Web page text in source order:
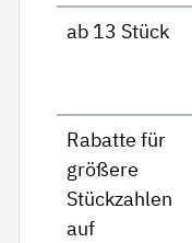
ab 13 Stück
Rabatte für
größere
Stückzahlen
auf